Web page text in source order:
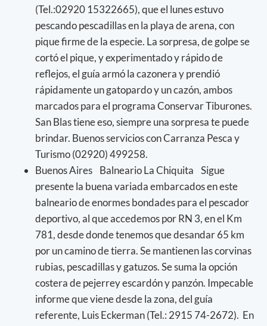
(Tel.:02920 15322665), que el lunes estuvo
pescando pescadillas en la playa de arena, con
pique firme de la especie. La sorpresa, de golpe se
cortó el pique, y experimentado y rápido de
reflejos, el guía armó la cazonera y prendió
rápidamente un gatopardo y un cazón, ambos
marcados para el programa Conservar Tiburones.
San Blas tiene eso, siempre una sorpresa te puede
brindar. Buenos servicios con Carranza Pesca y
Turismo (02920) 499258.
Buenos Aires Balneario La Chiquita Sigue
presente la buena variada embarcados en este
balneario de enormes bondades para el pescador
deportivo, al que accedemos por RN 3, en el Km
781, desde donde tenemos que desandar 65 km
por un camino de tierra. Se mantienen las corvinas
rubias, pescadillas y gatuzos. Se suma la opción
costera de pejerrey escardón y panzón. Impecable
informe que viene desde la zona, del guía
referente, Luis Eckerman (Tel.: 2915 74-2672). En